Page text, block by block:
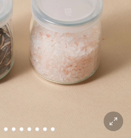
3 4 5 6 7 8 9
확대 보기